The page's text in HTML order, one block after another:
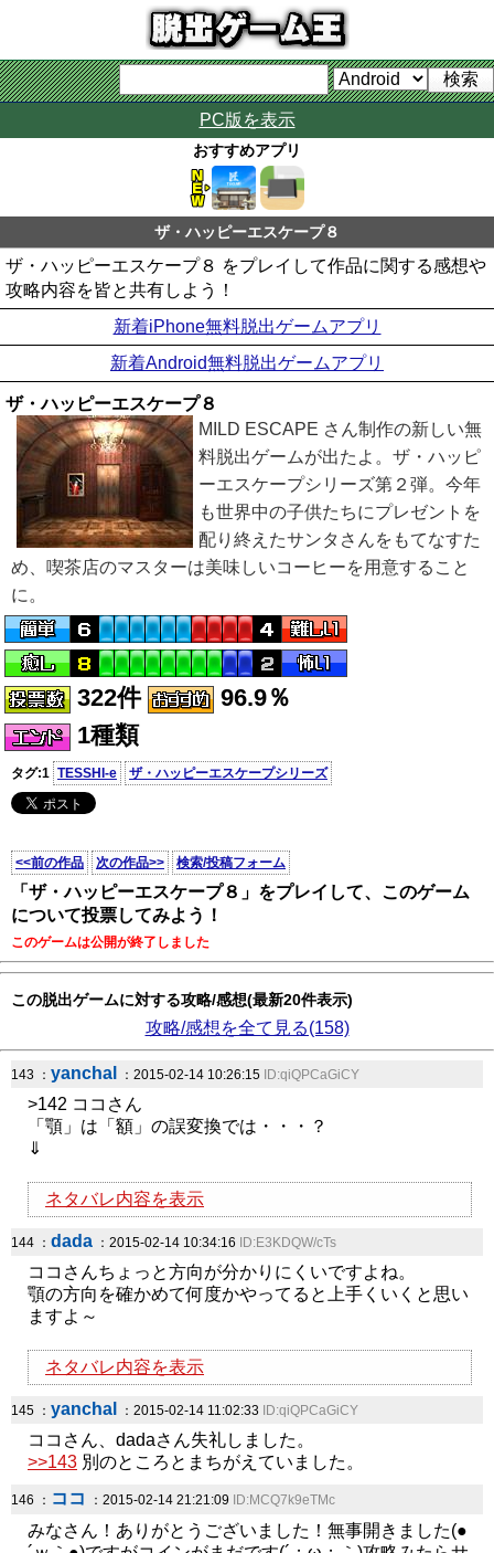
PC版を表示
おすすめアプリ
ザ・ハッピーエスケープ８
ザ・ハッピーエスケープ８ をプレイして作品に関する感想や
攻略内容を皆と共有しよう！
新着iPhone無料脱出ゲームアプリ
新着Android無料脱出ゲームアプリ
ザ・ハッピーエスケープ８
MILD ESCAPE さん制作の新しい無
料脱出ゲームが出たよ。ザ・ハッピ
ーエスケープシリーズ第２弾。今年
も世界中の子供たちにプレゼントを
配り終えたサンタさんをもてなすた
め、喫茶店のマスターは美味しいコーヒーを用意すること
に。
322件
96.9％
1種類
タグ:1 TESSHI-e ザ・ハッピーエスケープシリーズ
<<前の作品 次の作品>> 検索/投稿フォーム
「ザ・ハッピーエスケープ８」をプレイして、このゲーム
について投票してみよう！
このゲームは公開が終了しました
この脱出ゲームに対する攻略/感想(最新20件表示)
攻略/感想を全て見る(158)
143 ： yanchal ：2015-02-14 10:26:15 ID:qiQPCaGiCY
>142 ココさん
「顎」は「額」の誤変換では・・・？
⇓
ネタバレ内容を表示
144 ： dada ：2015-02-14 10:34:16 ID:E3KDQW/cTs
ココさんちょっと方向が分かりにくいですよね。
顎の方向を確かめて何度かやってると上手くいくと思い
ますよ～
ネタバレ内容を表示
145 ： yanchal ：2015-02-14 11:02:33 ID:qiQPCaGiCY
ココさん、dadaさん失礼しました。
>>143 別のところとまちがえていました。
146 ： ココ ：2015-02-14 21:21:09 ID:MCQ7k9eTMc
みなさん！ありがとうございました！無事開きました(●